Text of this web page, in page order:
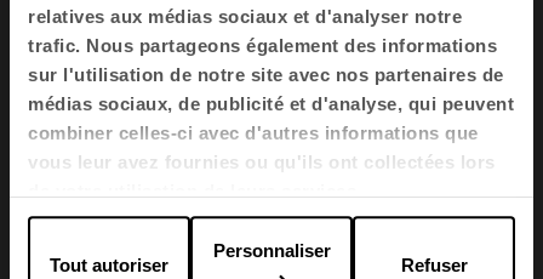
relatives aux médias sociaux et d'analyser notre
trafic. Nous partageons également des informations
sur l'utilisation de notre site avec nos partenaires de
médias sociaux, de publicité et d'analyse, qui peuvent
combiner celles-ci avec d'autres informations que
vous leur avez fournies ou qu'ils ont collectées lors
Tout autoriser
Personnaliser
Refuser
Plastiques recyclés : une
seconde vie pour les déchets
Le polypropylène et les autres plastiques recyclés
évitent l'accumulation de déchets et réduisent la
dépendance à l'égard du pétrole. Ce sont des